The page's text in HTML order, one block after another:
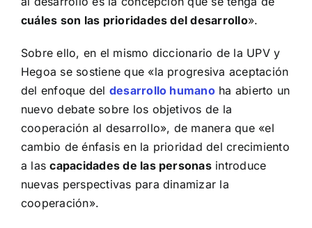
cuáles son las prioridades del desarrollo».
Sobre ello, en el mismo diccionario de la UPV y
Hegoa se sostiene que «la progresiva aceptación
del enfoque del desarrollo humanoha abierto un
nuevo debate sobre los objetivos de la
cooperación al desarrollo», de manera que «el
cambio de énfasis en la prioridad del crecimiento
a lascapacidades de las personasintroduce
nuevas perspectivas para dinamizar la
cooperación».